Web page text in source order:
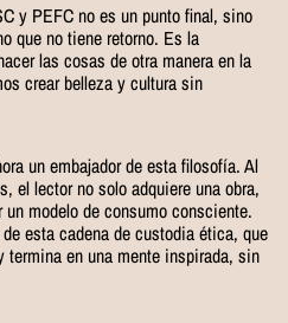
y PEFC no es un punto final, sino
que no tiene retorno. Es la
las cosas de otra manera en la
crear belleza y cultura sin
un embajador de esta filosofía. Al
el lector no solo adquiere una obra,
modelo de consumo consciente.
esta cadena de custodia ética, que
termina en una mente inspirada, sin